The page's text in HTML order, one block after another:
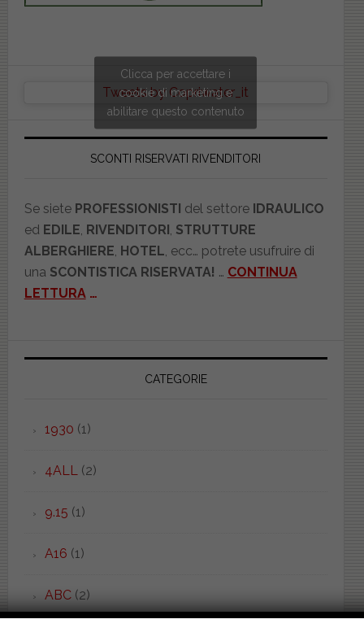
Tweets by Copriwater_it
Clicca per accettare i
cookie di marketing e
abilitare questo contenuto
SCONTI RISERVATI RIVENDITORI
Se siete PROFESSIONISTI del settore IDRAULICO
ed EDILE, RIVENDITORI, STRUTTURE
ALBERGHIERE, HOTEL, ecc… potrete usufruire di
una SCONTISTICA RISERVATA! … CONTINUA
LETTURA…
CATEGORIE
1930 (1)
4ALL(2)
9.15 (1)
A16 (1)
ABC(2)